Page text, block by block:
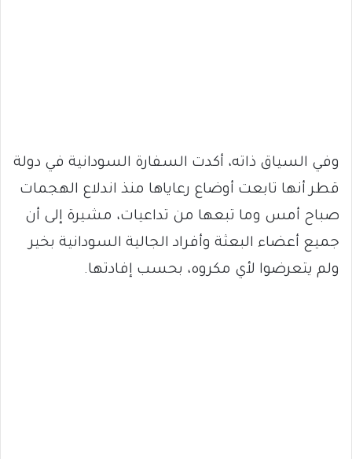
وفي السياق ذاته، أكدت السفارة السودانية في دولة
قطر أنها تابعت أوضاع رعاياها منذ اندلاع الهجمات
صباح أمس وما تبعها من تداعيات، مشيرة إلى أن
جميع أعضاء البعثة وأفراد الجالية السودانية بخير
ولم يتعرضوا لأي مكروه، بحسب إفادتها.